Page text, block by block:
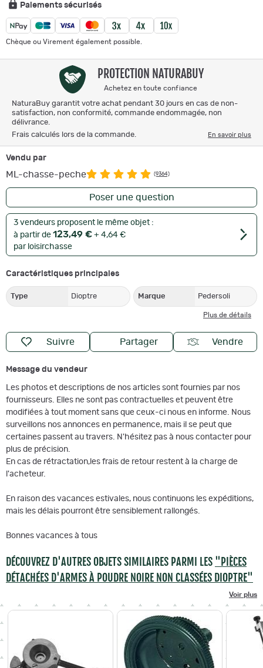
Paiements sécurisés
Chèque ou Virement également possible.
PROTECTION NATURABUY
Achetez en toute confiance
NaturaBuy garantit votre achat pendant 30 jours en cas de non-
satisfaction, non conformité, commande endommagée, non
délivrance.
Frais calculés lors de la commande.
En savoir plus
Vendu par
ML-chasse-peche (9364)
Poser une question
3 vendeurs proposent le même objet :
à partir de 123,49 € + 4,64 €
par loisirchasse
Caractéristiques principales
Type Dioptre Marque Pedersoli
Plus de détails
Suivre Partager Vendre
Message du vendeur
Les photos et descriptions de nos articles sont fournies par nos
fournisseurs. Elles ne sont pas contractuelles et peuvent être
modifiées à tout moment sans que ceux-ci nous en informe. Nous
surveillons nos annonces en permanence, mais il se peut que
certaines passent au travers. N'hésitez pas à nous contacter pour
plus de précision.
En cas de rétractation,les frais de retour restent à la charge de
l'acheteur.
En raison des vacances estivales, nous continuons les expéditions,
mais les délais pourront être sensiblement rallongés.
Bonnes vacances à tous
DÉCOUVREZ D'AUTRES OBJETS SIMILAIRES PARMI LES "PIÈCES
DÉTACHÉES D'ARMES À POUDRE NOIRE NON CLASSÉES DIOPTRE"
Voir plus